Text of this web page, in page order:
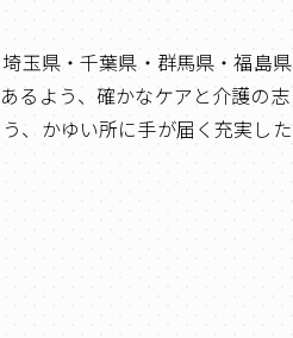
玉県・千葉県・群馬県・福島県
るよう、確かなケアと介護の志
、かゆい所に手が届く充実した